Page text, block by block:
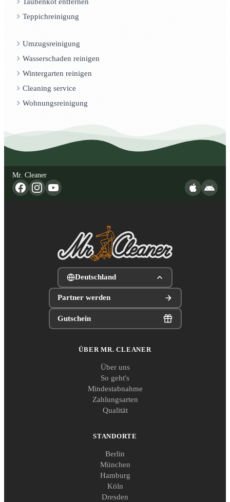
Teppichreinigung
Umzugsreinigung
Wasserschaden reinigen
Wintergarten reinigen
Cleaning service
Wohnungsreinigung
Mr. Cleaner
Deutschland
Partner werden
Gutschein
ÜBER MR. CLEANER
Über uns
So geht's
Mindestabnahme
Zahlungsarten
Qualität
STANDORTE
Berlin
München
Hamburg
Köln
Dresden